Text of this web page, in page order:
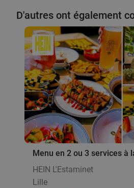
D'autres ont également
Menu en 2 ou 3 services à
HEIN L'Estaminet
Lille